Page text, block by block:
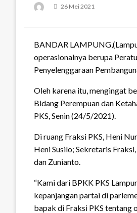
Posted
26 Mei 2021
BANDAR
operasionalnya berupa
Penyelenggaraan
Oleh karena itu, mengingat
Bidang Perempuan dan
PKS, Senin (24/5/2021).
Di ruang Fraksi PKS, Heni
Heni Susilo; Sekretaris
dan Zunianto.
“Kami dari BPKK PKS
kepanjangan partai di
bapak di Fraksi PKS tentang